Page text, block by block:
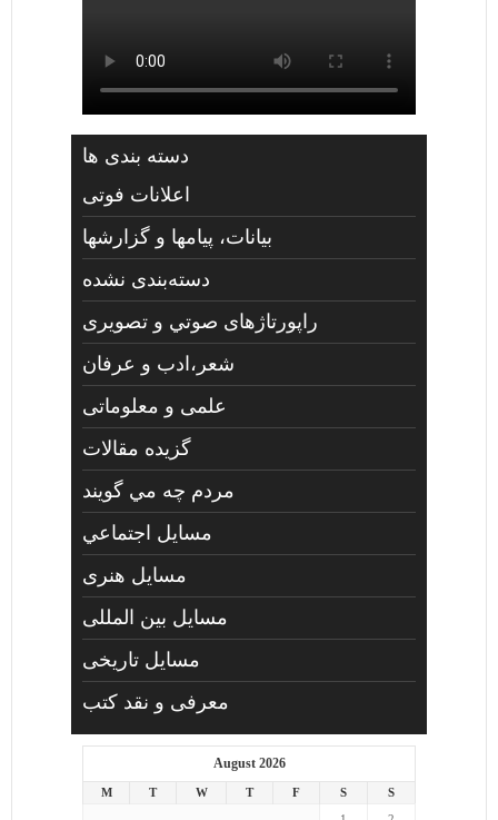
دسته بندی ها
اعلانات فوتی
بیانات، پیامها و گزارشها
دسته‌بندی نشده
راپورتاژهای صوتي و تصويری
شعر،ادب و عرفان
علمی و معلوماتی
گزیده مقالات
مردم چه مي گويند
مسايل اجتماعي
مسايل هنری
مسایل بین المللی
مسایل تاریخی
معرفی و نقد کتب
August 2026
M T W T F S
S